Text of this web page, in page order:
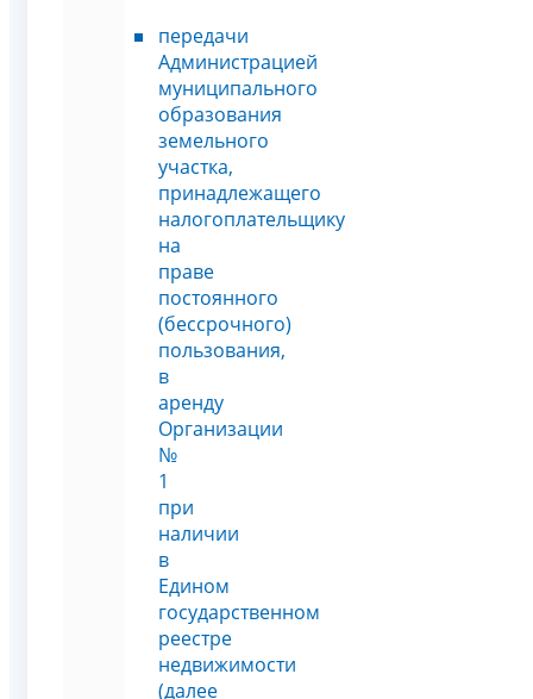
передачи
Администрацией
муниципального
образования
земельного
участка,
принадлежащего
налогоплательщику
на
праве
постоянного
(бессрочного)
пользования,
в
аренду
Организации
№
1
при
наличии
в
Едином
государственном
реестре
недвижимости
(далее